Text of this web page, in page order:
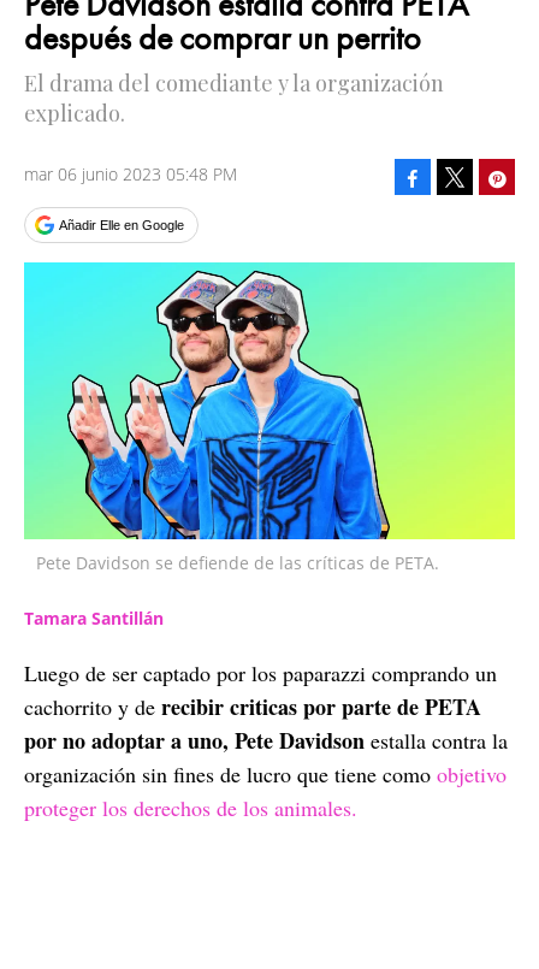
después de comprar un perrito
El drama del comediante y la organización
explicado.
mar 06 junio 2023 05:48 PM
Añadir Elle en Google
Facebook
Pete Davidson se defiende de las críticas de PETA.
Tamara Santillán
Luego de ser captado por los paparazzi comprando un
cachorrito y de recibir criticas por parte de PETA
por no adoptar a uno, Pete Davidson estalla contra la
organización sin fines de lucro que tiene como objetivo
proteger los derechos de los animales.